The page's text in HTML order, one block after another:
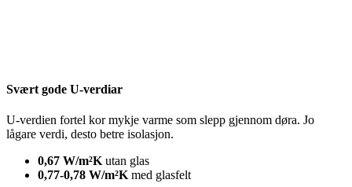
Svært gode U-verdiar
U-verdien fortel kor mykje varme som slepp gjennom døra. Jo
lågare verdi, desto betre isolasjon.
0,67 W/m²K utan glas
0,77-0,78 W/m²K med glasfelt